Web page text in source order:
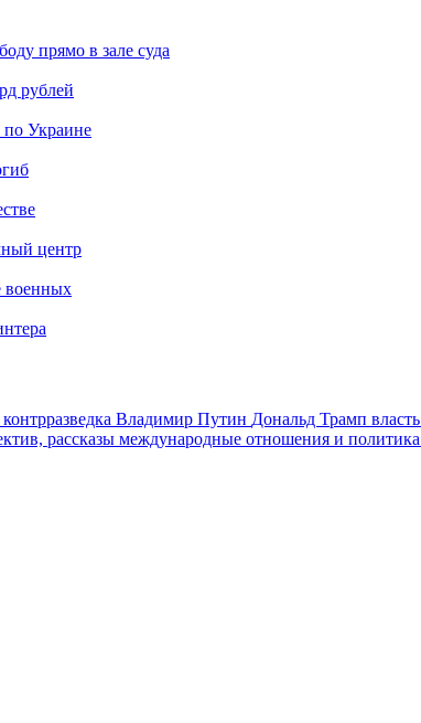
прямо в зале суда
рублей
по Украине
центр
военных
Владимир Путин Дональд Трамп власть
рассказы международные отношения и политика